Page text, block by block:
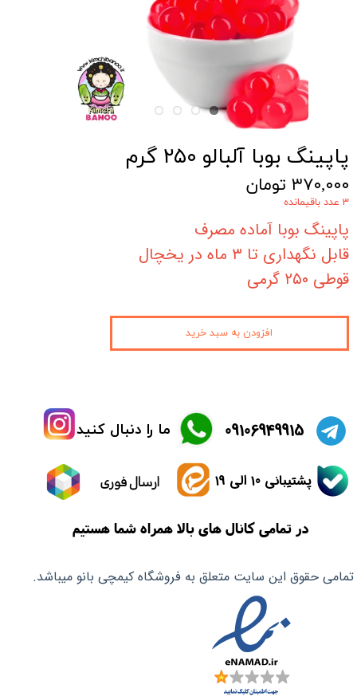
پاپینگ بوبا آلبالو ۲۵۰ گرم
۳۷۰,۰۰۰ تومان
۳ عدد باقیمانده
پاپینگ بوبا آماده مصرف
قابل نگهداری تا ۳ ماه در یخچال
قوطی ۲۵۰ گرمی
افزودن به سبد خرید
تمامی حقوق این سایت متعلق به فروشگاه کیمچی بانو میباشد.
ما را دنبال کنید ​09106949915
ارسال فوری پشتیبانی 10 الی 19
در تمامی کانال های بالا همراه شما هستیم